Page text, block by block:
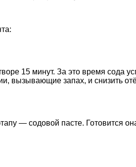
15 минут. За это время сода
вызывающие запах, и снизить
— содовой пасте. Готовится